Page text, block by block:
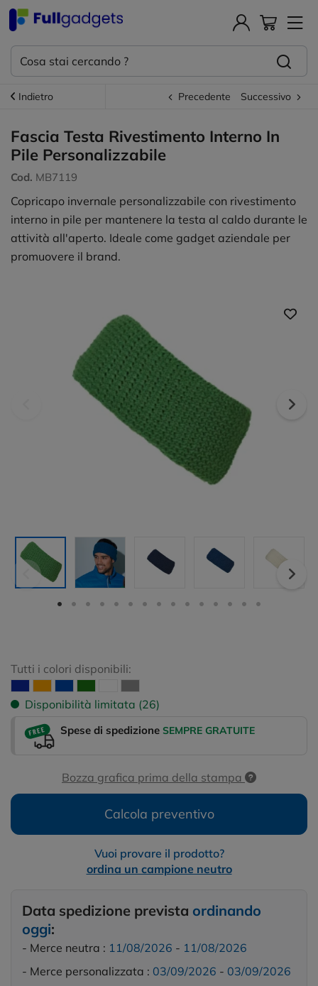
Indietro Precedente Successivo
Fascia Testa Rivestimento Interno In
Pile Personalizzabile
Cod. MB7119
Copricapo invernale personalizzabile con rivestimento
interno in pile per mantenere la testa al caldo durante le
attività all'aperto. Ideale come gadget aziendale per
promuovere il brand.
Tutti i colori disponibili:
Disponibilità limitata (26)
Spese di spedizione SEMPRE GRATUITE
Bozza grafica prima della stampa
Calcola preventivo
Vuoi provare il prodotto?
ordina un campione neutro
Data spedizione prevista ordinando
oggi:
- Merce neutra : 11/08/2026 - 11/08/2026
- Merce personalizzata : 03/09/2026 - 03/09/2026